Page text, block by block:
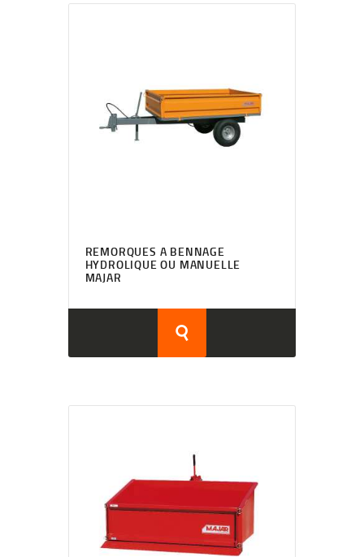
REMORQUES A BENNAGE
HYDROLIQUE OU MANUELLE
MAJAR